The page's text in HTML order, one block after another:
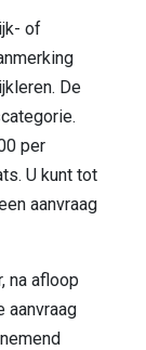
of
De
per
U kunt tot
aanvraag
na afloop
aanvraag